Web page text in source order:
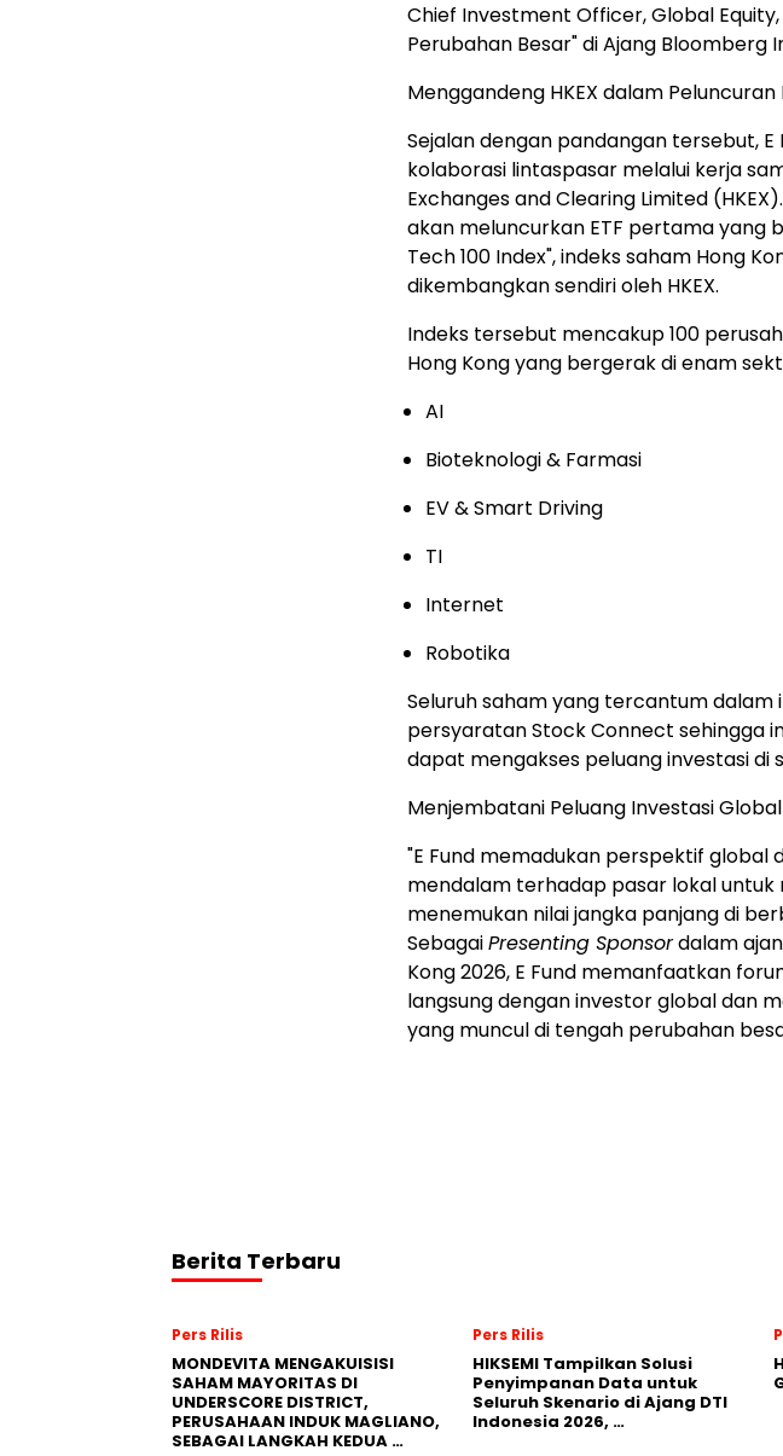
Chief Investment Officer, Global Equity,
Perubahan Besar" di Ajang Bloomberg
Menggandeng HKEX dalam Peluncuran
Sejalan dengan pandangan tersebut,
kolaborasi lintaspasar melalui kerja
Exchanges and Clearing Limited
akan meluncurkan ETF pertama yang
Tech 100 Index", indeks saham Hong
dikembangkan sendiri oleh HKEX.
Indeks tersebut mencakup 100
Hong Kong yang bergerak di enam
AI
Bioteknologi & Farmasi
EV & Smart Driving
TI
Internet
Robotika
Seluruh saham yang tercantum dalam
persyaratan Stock Connect sehingga
dapat mengakses peluang investasi di
Menjembatani Peluang Investasi Global
"E Fund memadukan perspektif global
mendalam terhadap pasar lokal
menemukan nilai jangka panjang di
SebagaiPresenting Sponsordalam
Kong 2026, E Fund memanfaatkan
langsung dengan investor global dan
yang muncul di tengah perubahan
Berita Terbaru
Pers Rilis
MONDEVITA MENGAKUISISI
SAHAM MAYORITAS DI
UNDERSCORE DISTRICT,
PERUSAHAAN INDUK MAGLIANO,
SEBAGAI LANGKAH KEDUA …
Pers Rilis
HIKSEMI Tampilkan Solusi
Penyimpanan Data untuk
Seluruh Skenario di Ajang DTI
Indonesia 2026, …